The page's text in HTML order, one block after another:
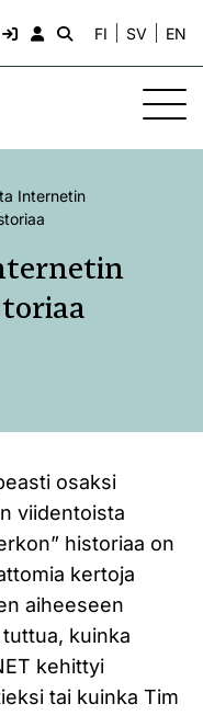
FI SV EN
Internetin
osaksi
viidentoista
historiaa on
kertoja
aiheeseen
kuinka
kehittyi
tai kuinka Tim